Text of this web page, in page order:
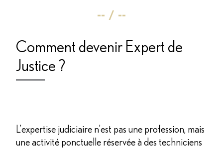
Comment devenir Expert de
Justice ?
L’expertise judiciaire n’est pas une profession, mais
une activité ponctuelle réservée à des techniciens